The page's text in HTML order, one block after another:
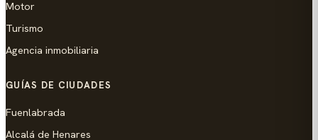
Motor
Turismo
Agencia inmobiliaria
GUÍAS DE CIUDADES
Fuenlabrada
Alcalá de Henares